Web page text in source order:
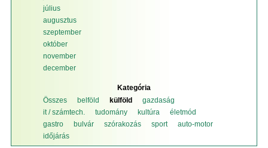
július
augusztus
szeptember
október
november
december
Kategória
Összes
belföld külföld
gazdaság
it / számtech.
tudomány kultúra
életmód
gastro
bulvár szórakozás sport
auto-motor
időjárás